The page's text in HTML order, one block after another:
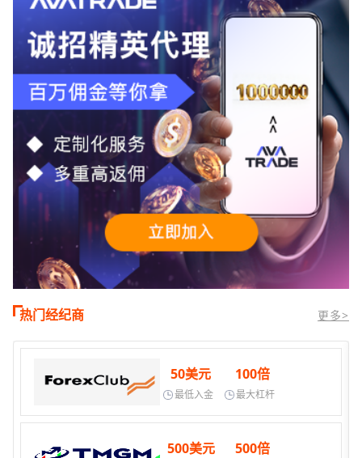
时段,油价暴跌逾6%,布伦特原油跌破每桶
100美元
热门经纪商 更多>
50美元
最低入金
100倍
最大杠杆
500美元 500倍